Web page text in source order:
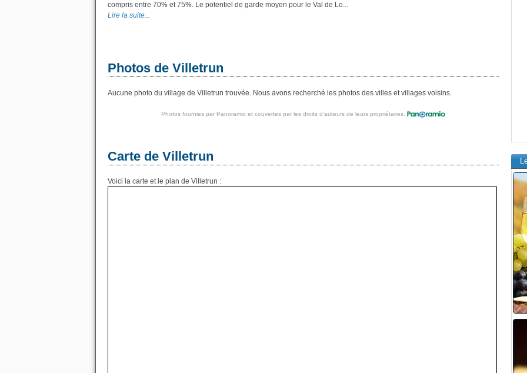
compris entre 70% et 75%. Le potentiel de garde moyen pour le Val de Lo...
Lire la suite...
Photos de Villetrun
Aucune photo du village de Villetrun trouvée. Nous avons recherché les photos des villes et villages voisins.
Photos fournies par Panoramio et couvertes par les droits d'auteurs de leurs propriétaires.
Carte de Villetrun
Voici la carte et le plan de Villetrun :